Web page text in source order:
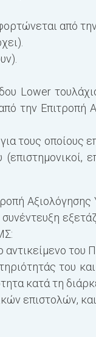
από
Lower
την
τους οποίους
αντικείμενο του
του
κατά τη
επιστολών, και